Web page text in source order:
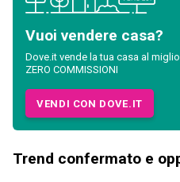
Vuoi vendere casa?
Dove.it vende la tua casa al
ZERO COMMISSIONI
VENDI CON DOVE.IT
Trend confermato e